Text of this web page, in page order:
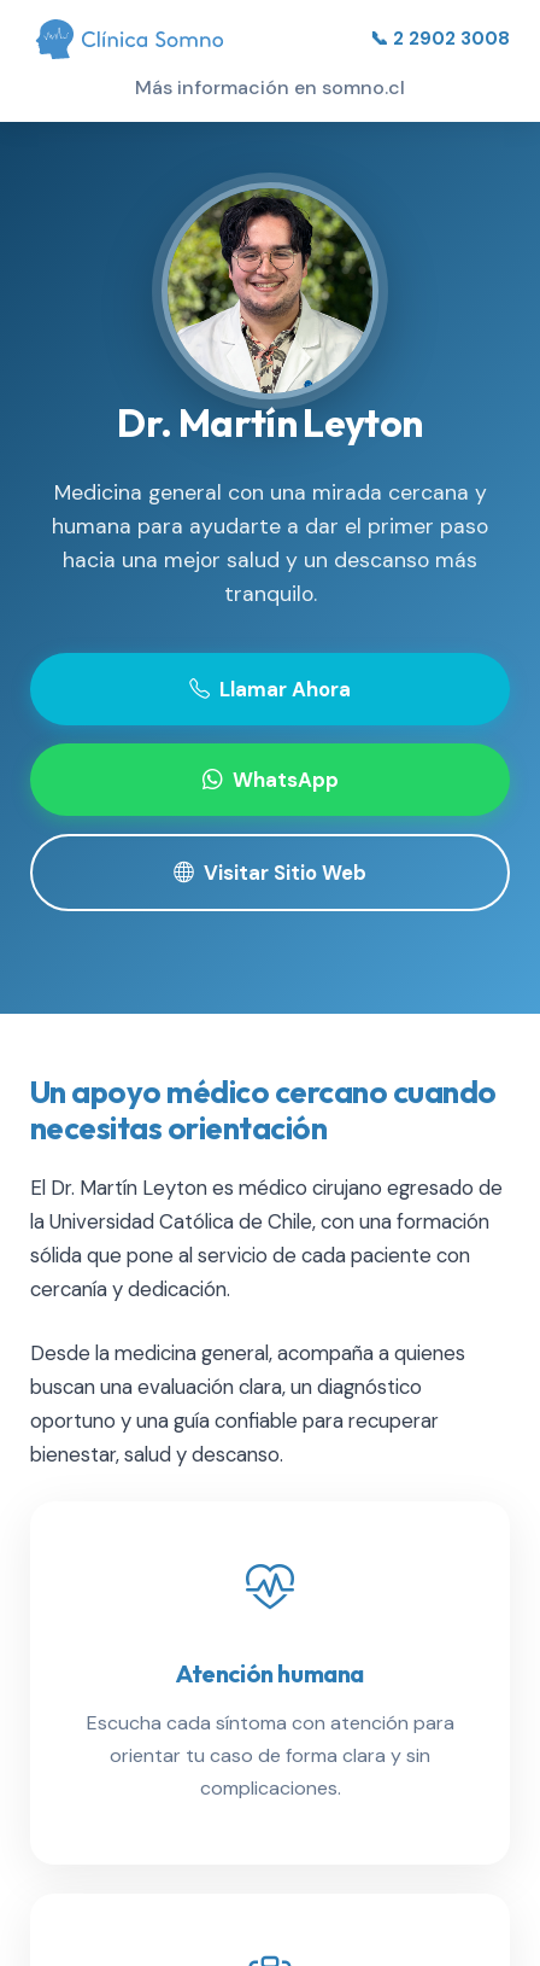
📞 2 2902 3008
Más información en somno.cl
Dr. Martín Leyton
Medicina general con una mirada cercana y
humana para ayudarte a dar el primer paso
hacia una mejor salud y un descanso más
tranquilo.
Llamar Ahora
WhatsApp
Visitar Sitio Web
Un apoyo médico cercano cuando
necesitas orientación
El Dr. Martín Leyton es médico cirujano egresado de
la Universidad Católica de Chile, con una formación
sólida que pone al servicio de cada paciente con
cercanía y dedicación.
Desde la medicina general, acompaña a quienes
buscan una evaluación clara, un diagnóstico
oportuno y una guía confiable para recuperar
bienestar, salud y descanso.
Atención humana
Escucha cada síntoma con atención para
orientar tu caso de forma clara y sin
complicaciones.